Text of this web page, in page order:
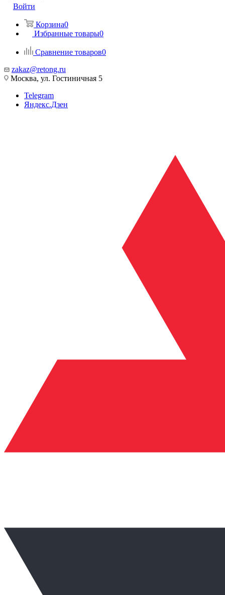
Войти
Корзина0
Избранные товары0
Сравнение товаров0
zakaz@retong.ru
Москва, ул. Гостиничная 5
Telegram
Яндекс.Дзен